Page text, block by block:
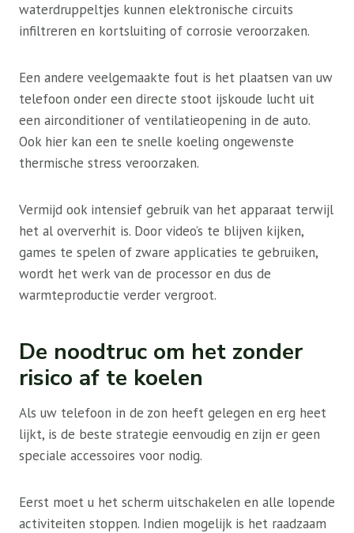
waterdruppeltjes kunnen elektronische circuits
infiltreren en kortsluiting of corrosie veroorzaken.
Een andere veelgemaakte fout is het plaatsen van uw
telefoon onder een directe stoot ijskoude lucht uit
een airconditioner of ventilatieopening in de auto.
Ook hier kan een te snelle koeling ongewenste
thermische stress veroorzaken.
Vermijd ook intensief gebruik van het apparaat terwijl
het al oververhit is. Door video’s te blijven kijken,
games te spelen of zware applicaties te gebruiken,
wordt het werk van de processor en dus de
warmteproductie verder vergroot.
De noodtruc om het zonder
risico af te koelen
Als uw telefoon in de zon heeft gelegen en erg heet
lijkt, is de beste strategie eenvoudig en zijn er geen
speciale accessoires voor nodig.
Eerst moet u het scherm uitschakelen en alle lopende
activiteiten stoppen. Indien mogelijk is het raadzaam